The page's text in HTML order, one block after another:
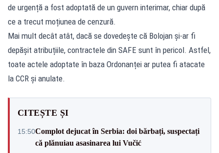
de urgență a fost adoptată de un guvern interimar, chiar după
ce a trecut moțiunea de cenzură.
Mai mult decât atât, dacă se dovedește că Bolojan și-ar fi
depășit atribuțiile, contractele din SAFE sunt în pericol. Astfel,
toate actele adoptate în baza Ordonanței ar putea fi atacate
la CCR și anulate.
CITEȘTE ȘI
15:50Complot dejucat în Serbia: doi bărbați, suspectați
că plănuiau asasinarea lui Vučić